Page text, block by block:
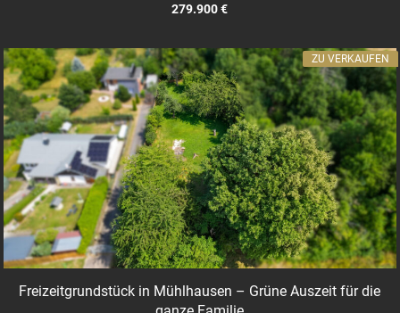
279.900 €
Freizeitgrundstück in Mühlhausen – Grüne Auszeit für die
ZU VERKAUFEN